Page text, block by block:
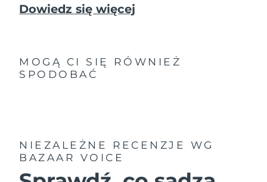
Dowiedz się więcej
MOGĄ CI SIĘ RÓWNIEŻ
SPODOBAĆ
NIEZALEŻNE RECENZJE
WG
BAZAAR VOICE